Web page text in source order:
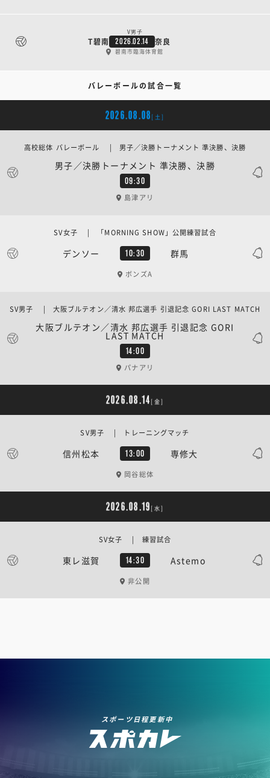
V男子
T碧南 2026.02.14 奈良
碧南市臨海体育館
バレーボールの試合一覧
2026.08.08 [土]
09:30
男子／決勝トーナメント 準決勝、決勝
高校総体 バレーボール | 男子／決勝トーナメント 準決勝、決勝
島津アリ
デンソー 10:30 群馬
SV女子 | 「MORNING SHOW」公開練習試合
ボンズA
14:00
大阪ブルテオン／清水 邦広選手 引退記念 GORI
LAST MATCH
SV男子 | 大阪ブルテオン／清水 邦広選手 引退記念 GORI LAST MATCH
パナアリ
2026.08.14 [金]
信州松本 13:00 専修大
SV男子 | トレーニングマッチ
岡谷総体
2026.08.19 [水]
東レ滋賀 14:30 Astemo
SV女子 | 練習試合
非公開
スポーツ日程更新中